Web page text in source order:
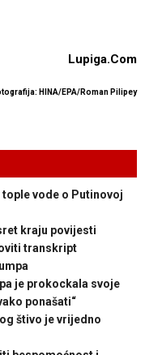
Lupiga.Com
HINA/EPA/Roman Pilipey
tople vode o Putinovoj
kraju povijesti
transkript
je prokockala svoje
ponašati“
štivo je vrijedno